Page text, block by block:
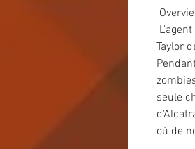
Taylor
seule
où de